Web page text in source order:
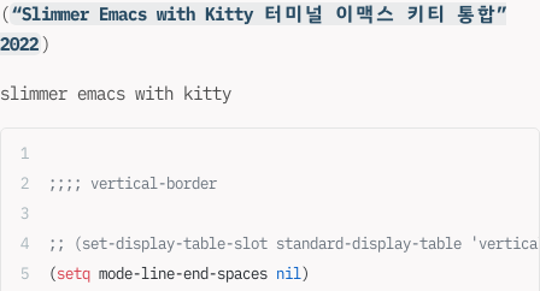
(“Slimmer Emacs with Kitty 터미널 이맥스 키티 통합”
2022)
slimmer emacs with kitty
;;;; vertical-border
;; (set-display-table-slot standard-display-table 'vertical-
(setq mode-line-end-spaces nil)